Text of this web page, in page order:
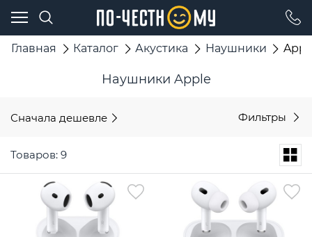
Главная Каталог Акустика Наушники
Наушники Apple
Сначала дешевле Фильтры
Товаров: 9